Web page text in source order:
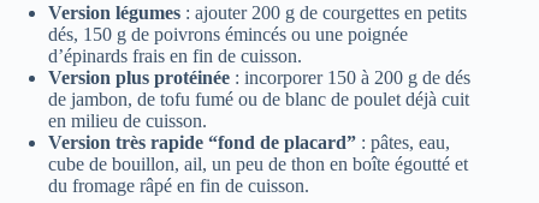
Version légumes : ajouter 200 g de courgettes en petits
dés, 150 g de poivrons émincés ou une poignée
d’épinards frais en fin de cuisson.
Version plus protéinée : incorporer 150 à 200 g de dés
de jambon, de tofu fumé ou de blanc de poulet déjà cuit
en milieu de cuisson.
Version très rapide “fond de placard” : pâtes, eau,
cube de bouillon, ail, un peu de thon en boîte égoutté et
du fromage râpé en fin de cuisson.